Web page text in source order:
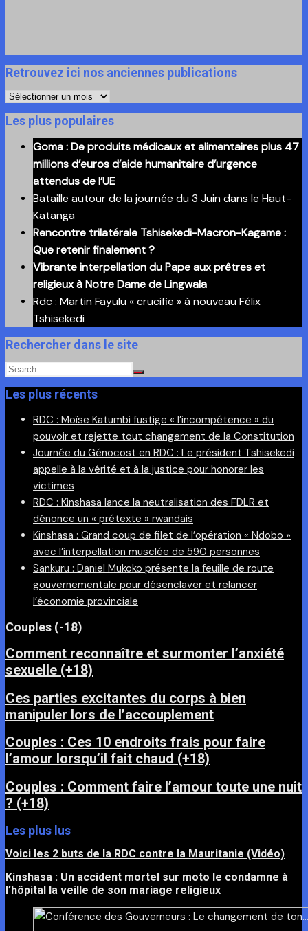
Retrouvez ici nos anciennes publications
Retrouvez
ici
anciennes
publications
Les plus populaires
Goma : De produits médicaux et alimentaires plus 47
millions d’euros d’aide humanitaire d’urgence
attendus de l’UE
Bataille autour de la journée du 3 Juin dans le Haut-
Katanga
Rencontre trilatérale Tshisekedi-Macron-Kagame :
Que retenir finalement ?
Vibrante interpellation du Pape aux prêtres et
religieux à Notre Dame de Lingwala
Rdc : Martin Fayulu « crucifie » à nouveau Félix
Tshisekedi
Rechercher dans le site
Les plus récents
RDC : Moïse Katumbi fustige « l’incompétence » du
pouvoir et rejette tout changement de la Constitution
Journée du Génocost en RDC : Le président Tshisekedi
appelle à la vérité et à la justice pour honorer les
victimes
RDC : Kinshasa lance la neutralisation des FDLR et
dénonce un « prétexte » rwandais
Kinshasa : Grand coup de filet de l’opération « Ndobo »
avec l’interpellation musclée de 590 personnes
Sankuru : Daniel Mukoko présente la feuille de route
gouvernementale pour désenclaver et relancer
l’économie provinciale
Couples (-18)
Comment reconnaître et surmonter l’anxiété
sexuelle (+18)
Ces parties excitantes du corps à bien
manipuler lors de l’accouplement
Couples : Ces 10 endroits frais pour faire
l’amour lorsqu’il fait chaud (+18)
Couples : Comment faire l’amour toute une nuit
? (+18)
Les plus lus
Voici les 2 buts de la RDC contre la Mauritanie (Vidéo)
Kinshasa : Un accident mortel sur moto le condamne à
l’hôpital la veille de son mariage religieux